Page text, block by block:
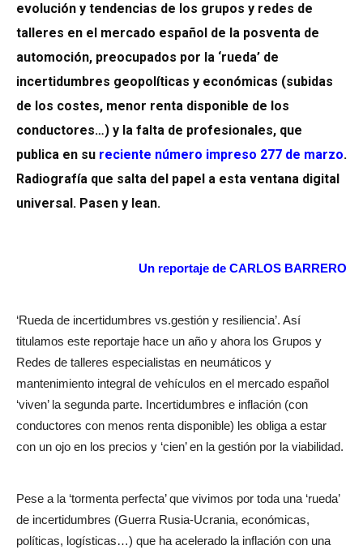
evolución y tendencias de los grupos y redes de
talleres en el mercado español de la posventa de
automoción, preocupados por la ‘rueda’ de
incertidumbres geopolíticas y económicas (subidas
de los costes, menor renta disponible de los
conductores…) y la falta de profesionales, que
publica en su reciente número impreso 277 de marzo.
Radiografía que salta del papel a esta ventana digital
universal. Pasen y lean.
Un reportaje de CARLOS BARRERO
‘Rueda de incertidumbres vs.gestión y resiliencia’. Así
titulamos este reportaje hace un año y ahora los Grupos y
Redes de talleres especialistas en neumáticos y
mantenimiento integral de vehículos en el mercado español
‘viven’ la segunda parte. Incertidumbres e inflación (con
conductores con menos renta disponible) les obliga a estar
con un ojo en los precios y ‘cien’ en la gestión por la viabilidad.
Pese a la ‘tormenta perfecta’ que vivimos por toda una ‘rueda’
de incertidumbres (Guerra Rusia-Ucrania, económicas,
políticas, logísticas…) que ha acelerado la inflación con una